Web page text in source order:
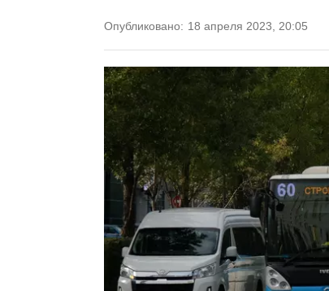
Опубликовано: 18 апреля 2023, 20:05